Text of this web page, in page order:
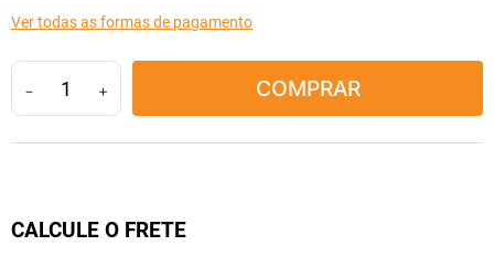
Ver todas as formas de pagamento
＋
－ COMPRAR
CALCULE O FRETE